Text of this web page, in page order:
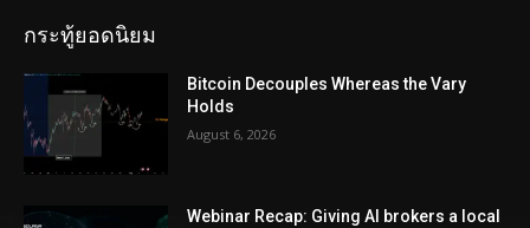
กระทู้ยอดนิยม
Bitcoin Decouples Whereas the Vary
Holds
August 6, 2026
Webinar Recap: Giving AI brokers a local